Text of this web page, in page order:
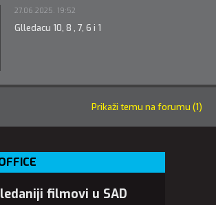
27.06.2025. 19:52
Glledacu 10, 8 , 7, 6 i 1
Prikaži temu na forumu (1)
filmovi u SAD